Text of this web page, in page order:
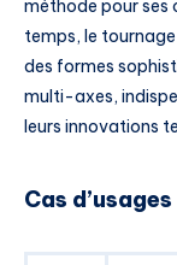
méthode pour ses
temps, le
des formes
multi-axes,
leurs innovations
Cas